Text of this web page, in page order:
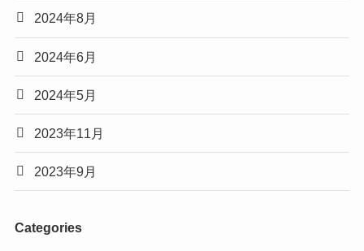
2024年8月
2024年6月
2024年5月
2023年11月
2023年9月
Categories